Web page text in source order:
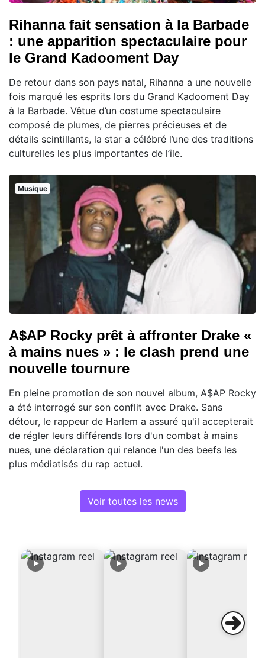
Rihanna fait sensation à la Barbade
: une apparition spectaculaire pour
le Grand Kadooment Day
De retour dans son pays natal, Rihanna a une nouvelle
fois marqué les esprits lors du Grand Kadooment Day
à la Barbade. Vêtue d’un costume spectaculaire
composé de plumes, de pierres précieuses et de
détails scintillants, la star a célébré l’une des traditions
culturelles les plus importantes de l’île.
Musique
A$AP Rocky prêt à affronter Drake «
à mains nues » : le clash prend une
nouvelle tournure
En pleine promotion de son nouvel album, A$AP Rocky
a été interrogé sur son conflit avec Drake. Sans
détour, le rappeur de Harlem a assuré qu'il accepterait
de régler leurs différends lors d'un combat à mains
nues, une déclaration qui relance l'un des beefs les
plus médiatisés du rap actuel.
Voir toutes les news